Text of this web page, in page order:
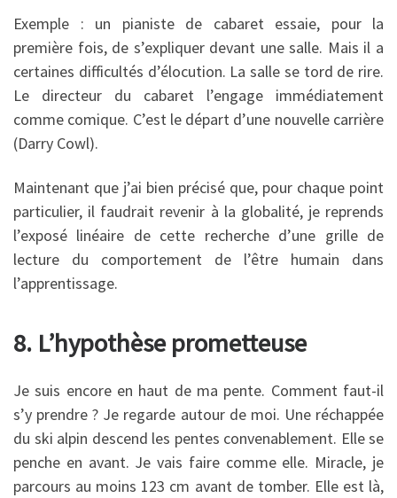
Exemple : un pianiste de cabaret essaie, pour la
première fois, de s’expliquer devant une salle. Mais il a
certaines difficultés d’élocution. La salle se tord de rire.
Le directeur du cabaret l’engage immédiatement
comme comique. C’est le départ d’une nouvelle carrière
(Darry Cowl).
Maintenant que j’ai bien précisé que, pour chaque point
particulier, il faudrait revenir à la globalité, je reprends
l’exposé linéaire de cette recherche d’une grille de
lecture du comportement de l’être humain dans
l’apprentissage.
8. L’hypothèse prometteuse
Je suis encore en haut de ma pente. Comment faut-il
s’y prendre ? Je regarde autour de moi. Une réchappée
du ski alpin descend les pentes convenablement. Elle se
penche en avant. Je vais faire comme elle. Miracle, je
parcours au moins 123 cm avant de tomber. Elle est là,